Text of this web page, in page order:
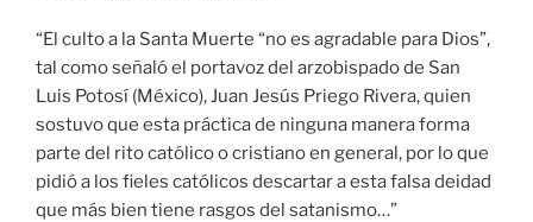
“El culto a la Santa Muerte “no es agradable para Dios”,
tal como señaló el portavoz del arzobispado de San
Luis Potosí (México), Juan Jesús Priego Rivera, quien
sostuvo que esta práctica de ninguna manera forma
parte del rito católico o cristiano en general, por lo que
pidió a los fieles católicos descartar a esta falsa deidad
que más bien tiene rasgos del satanismo…”